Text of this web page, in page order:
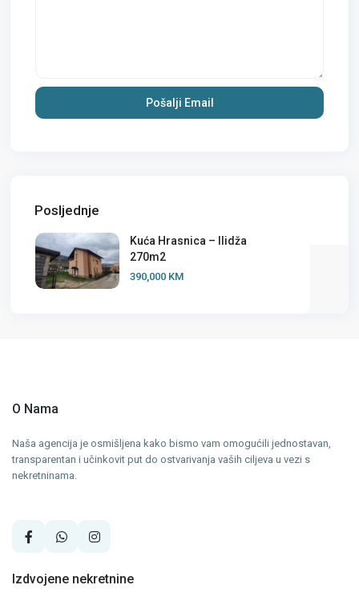
Posljednje
Kuća Hrasnica – Ilidža
270m2
390,000 KM
O Nama
Naša agencija je osmišljena kako bismo vam omogućili jednostavan,
transparentan i učinkovit put do ostvarivanja vaših ciljeva u vezi s
nekretninama.
Izdvojene nekretnine